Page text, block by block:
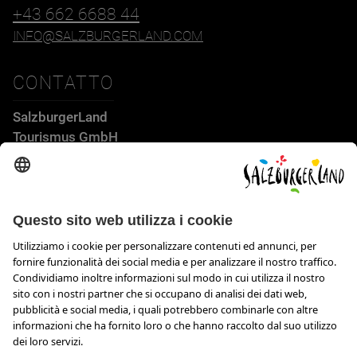
+43 662 6688 44
INFO@SALZBURGERLAND.COM
CONTATTO
SalzburgerLand
Tourismus GmbH
Wiener Bundesstraße 23
info@salzburgerland.com
APERTURA
Siamo lieti di ricevere la tua richiesta
Siamo a tua disposizione da lunedì a giovedì dalle ore 8 alle